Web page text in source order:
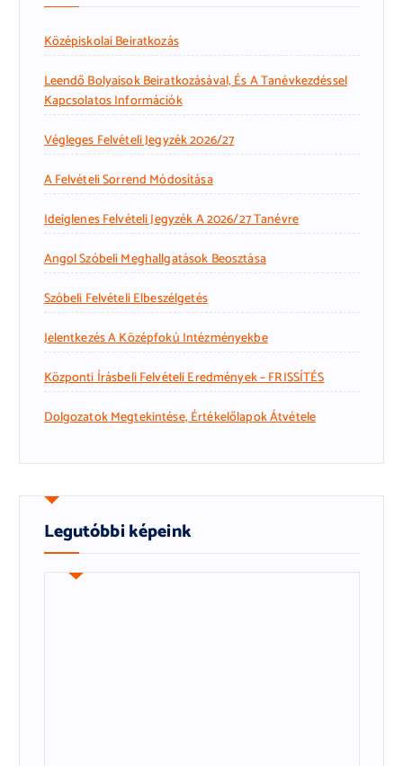
Középiskolai Beiratkozás
Leendő Bolyaisok Beiratkozásával, És A Tanévkezdéssel
Kapcsolatos Információk
Végleges Felvételi Jegyzék 2026/27
A Felvételi Sorrend Módosítása
Ideiglenes Felvételi Jegyzék A 2026/27 Tanévre
Angol Szóbeli Meghallgatások Beosztása
Szóbeli Felvételi Elbeszélgetés
Jelentkezés A Középfokú Intézményekbe
Központi Írásbeli Felvételi Eredmények – FRISSÍTÉS
Dolgozatok Megtekintése, Értékelőlapok Átvétele
Legutóbbi képeink